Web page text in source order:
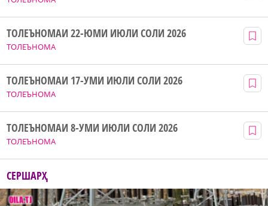
ТОЛЕЪНОМА
ТОЛЕЪНОМАИ 22-ЮМИ ИЮЛИ СОЛИ 2026
ТОЛЕЪНОМА
ТОЛЕЪНОМАИ 17-УМИ ИЮЛИ СОЛИ 2026
ТОЛЕЪНОМА
ТОЛЕЪНОМАИ 8-УМИ ИЮЛИ СОЛИ 2026
СЕРШАРҲ